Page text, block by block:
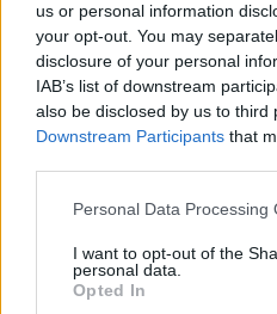
us or personal information
your opt-out. You may
disclosure of your personal
IAB’s list of downstream
also be disclosed by us to third
Downstream Participants that
Please note that this website/
not limited to your visit or
grant or deny consent to
use your data for below
Personal Data Processing
I want to opt-out of the
personal data.
Opted In